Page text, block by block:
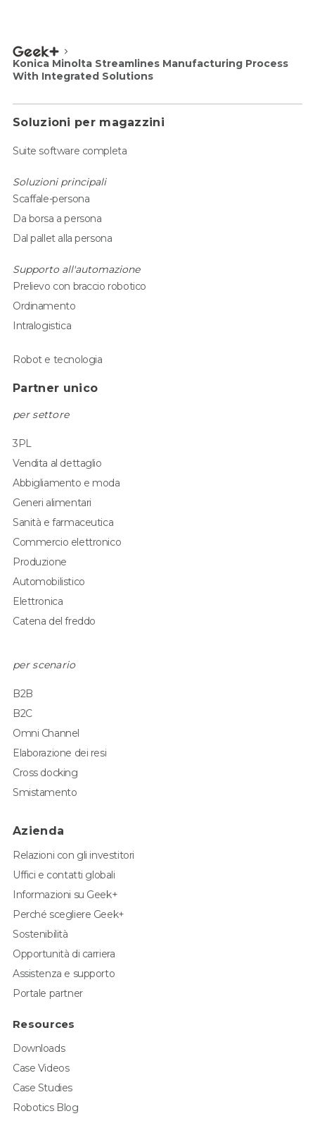
Konica Minolta Streamlines Manufacturing Process
With Integrated Solutions
Soluzioni per magazzini
Suite software completa
Soluzioni principali
Scaffale-persona
Da borsa a persona
Dal pallet alla persona
Supporto all'automazione
Prelievo con braccio robotico
Ordinamento
Intralogistica
Robot e tecnologia
Partner unico
per settore
3PL
Vendita al dettaglio
Abbigliamento e moda
Generi alimentari
Sanità e farmaceutica
Commercio elettronico
Produzione
Automobilistico
Elettronica
Catena del freddo
per scenario
B2B
B2C
Omni Channel
Elaborazione dei resi
Cross docking
Smistamento
Azienda
Relazioni con gli investitori
Uffici e contatti globali
Informazioni su Geek+
Perché scegliere Geek+
Sostenibilità
Opportunità di carriera
Assistenza e supporto
Portale partner
Resources
Downloads
Case Videos
Case Studies
Robotics Blog